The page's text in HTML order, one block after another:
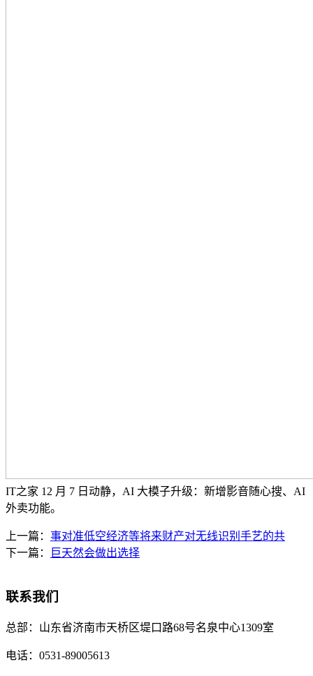
IT之家 12 月 7 日动静，AI 大模子升级：新增影音随心搜、AI
外卖功能。
上一篇： 事对准低空经济等将来财产对无线识别手艺的共
下一篇：
巨天然会做出选择
联系我们
总部： 山东省济南市天桥区堤口路68号名泉中心1309室
电话： 0531-89005613